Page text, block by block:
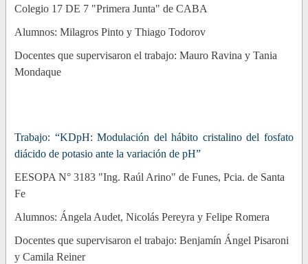
Colegio 17 DE 7 "Primera Junta" de CABA
Alumnos: Milagros Pinto y Thiago Todorov
Docentes que supervisaron el trabajo: Mauro Ravina y Tania
Mondaque
Trabajo: “KDpH: Modulación del hábito cristalino del fosfato
diácido de potasio ante la variación de pH”
EESOPA N° 3183 "Ing. Raúl Arino" de Funes, Pcia. de Santa
Fe
Alumnos: Ángela Audet, Nicolás Pereyra y Felipe Romera
Docentes que supervisaron el trabajo: Benjamín Ángel Pisaroni
y Camila Reiner